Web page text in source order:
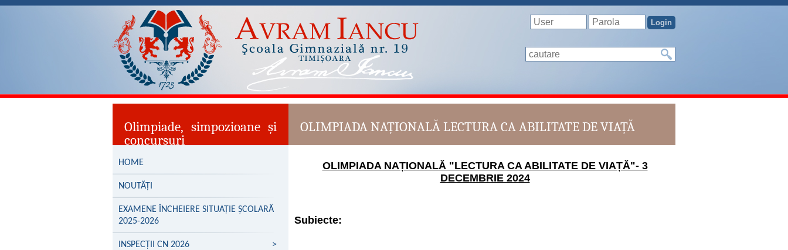
Olimpiade, simpozioane și
concursuri
OLIMPIADA NAȚIONALĂ LECTURA CA ABILITATE DE VIAȚĂ
HOME
NOUTĂȚI
EXAMENE ÎNCHEIERE SITUAȚIE ȘCOLARĂ
2025-2026
INSPECȚII CN 2026 >
OLIMPIADA NAȚIONALĂ "LECTURA CA ABILITATE DE VIAȚĂ"- 3
DECEMBRIE 2024
Subiecte: